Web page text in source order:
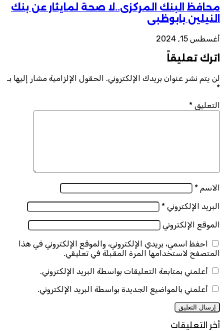
محافظ البنك المركزى..لا صحة لمايثار عن بنك
النيلين بابوظبى
أغسطس 15, 2024
اترك تعليقاً
لن يتم نشر عنوان بريدك الإلكتروني. الحقول الإلزامية مشار إليها بـ
*
التعليق *
الاسم *
البريد الإلكتروني *
الموقع الإلكتروني
احفظ اسمي، بريدي الإلكتروني، والموقع الإلكتروني في هذا
المتصفح لاستخدامها المرة المقبلة في تعليقي.
أعلمني بمتابعة التعليقات بواسطة البريد الإلكتروني.
أعلمني بالمواضيع الجديدة بواسطة البريد الإلكتروني.
أخر التعليقات